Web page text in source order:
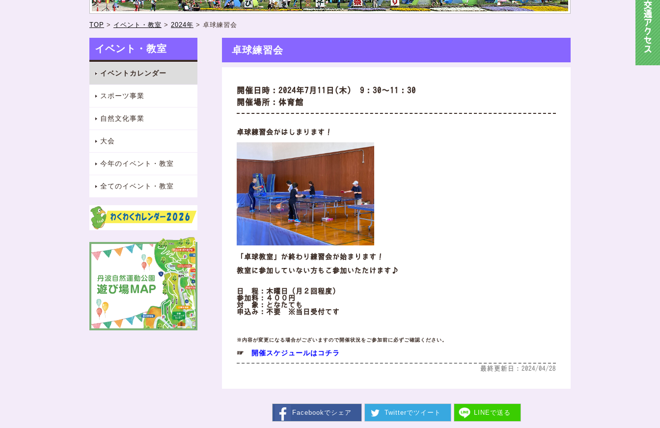
交
通
ア
ク
セ
ス
TOP > イベント・教室 > 2024年 > 卓球練習会
イベント・教室
イベントカレンダー
スポーツ事業
自然文化事業
大会
今年のイベント・教室
全てのイベント・教室
卓球練習会
開催日時：2024年7月11日(木) 9：30～11：30
開催場所：体育館
卓球練習会がはじまります！
「卓球教室」が終わり練習会が始まります！
教室に参加していない方もご参加いただけます♪
日 程：木曜日（月２回程度）
参加料：４００円
対 象：どなたでも
申込み：不要 ※当日受付です
※内容が変更になる場合がございますので開催状況をご参加前に必ずご確認ください。
☞ 開催スケジュールはコチラ
最終更新日：2024/04/28
Facebookでシェア Twitterでツイート LINEで送る